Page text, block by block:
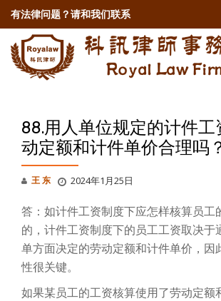
有法律问题？请和我们联系
88.用人单位规定的计件工
动定额和计件单价合理吗
王 东 2024年1月25日
答：如计件工资制度下应怎样核算员工
的，计件工资制度下的员工工资取决于
单方面决定的劳动定额和计件单价，因
性很关键。
如果某员工的工资核算使用了劳动定额